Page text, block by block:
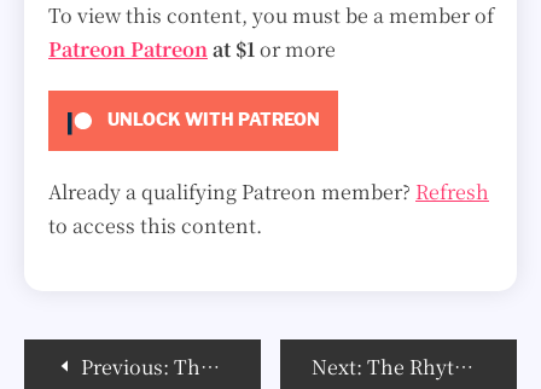
To view this content, you must be a member of
Patreon Patreonat $1or more
UNLOCK WITH PATREON
Already a qualifying Patreon member? Refresh
to access this content.
Previous: The visual design (VJ) of experimental dance performance Wake 實驗舞蹈劇場作品《喚》 VJ Next: The Rhythm of Creation: Closing 2024 創作的步伐，2024的尾聲